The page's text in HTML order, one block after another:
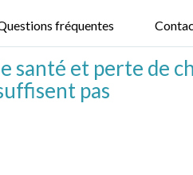
fréquentes
santé et perte de
pas